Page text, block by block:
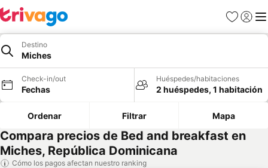
Favoritos
Iniciar
Destino
Miches
Check-in/out
Fechas
Huéspedes/habitaciones
2 huéspedes, 1 habitación
Ordenar Filtrar Mapa
Compara precios de Bed and breakfast en
Miches, República Dominicana
Cómo los pagos afectan nuestro ranking